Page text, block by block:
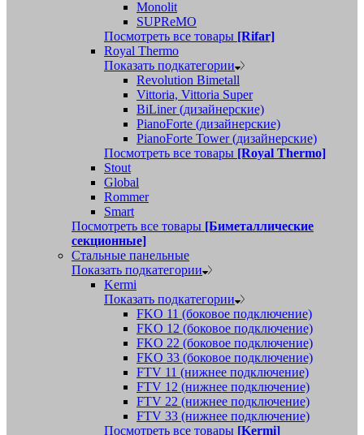
Monolit
SUPReMO
Посмотреть все товары [Rifar]
Royal Thermo
Показать подкатегории
Revolution Bimetall
Vittoria, Vittoria Super
BiLiner (дизайнерские)
PianoForte (дизайнерские)
PianoForte Tower (дизайнерские)
Посмотреть все товары [Royal Thermo]
Stout
Global
Rommer
Smart
Посмотреть все товары [Биметаллические
секционные]
Стальные панельные
Показать подкатегории
Kermi
Показать подкатегории
FKO 11 (боковое подключение)
FKO 12 (боковое подключение)
FKO 22 (боковое подключение)
FKO 33 (боковое подключение)
FTV 11 (нижнее подключение)
FTV 12 (нижнее подключение)
FTV 22 (нижнее подключение)
FTV 33 (нижнее подключение)
Посмотреть все товары [Kermi]